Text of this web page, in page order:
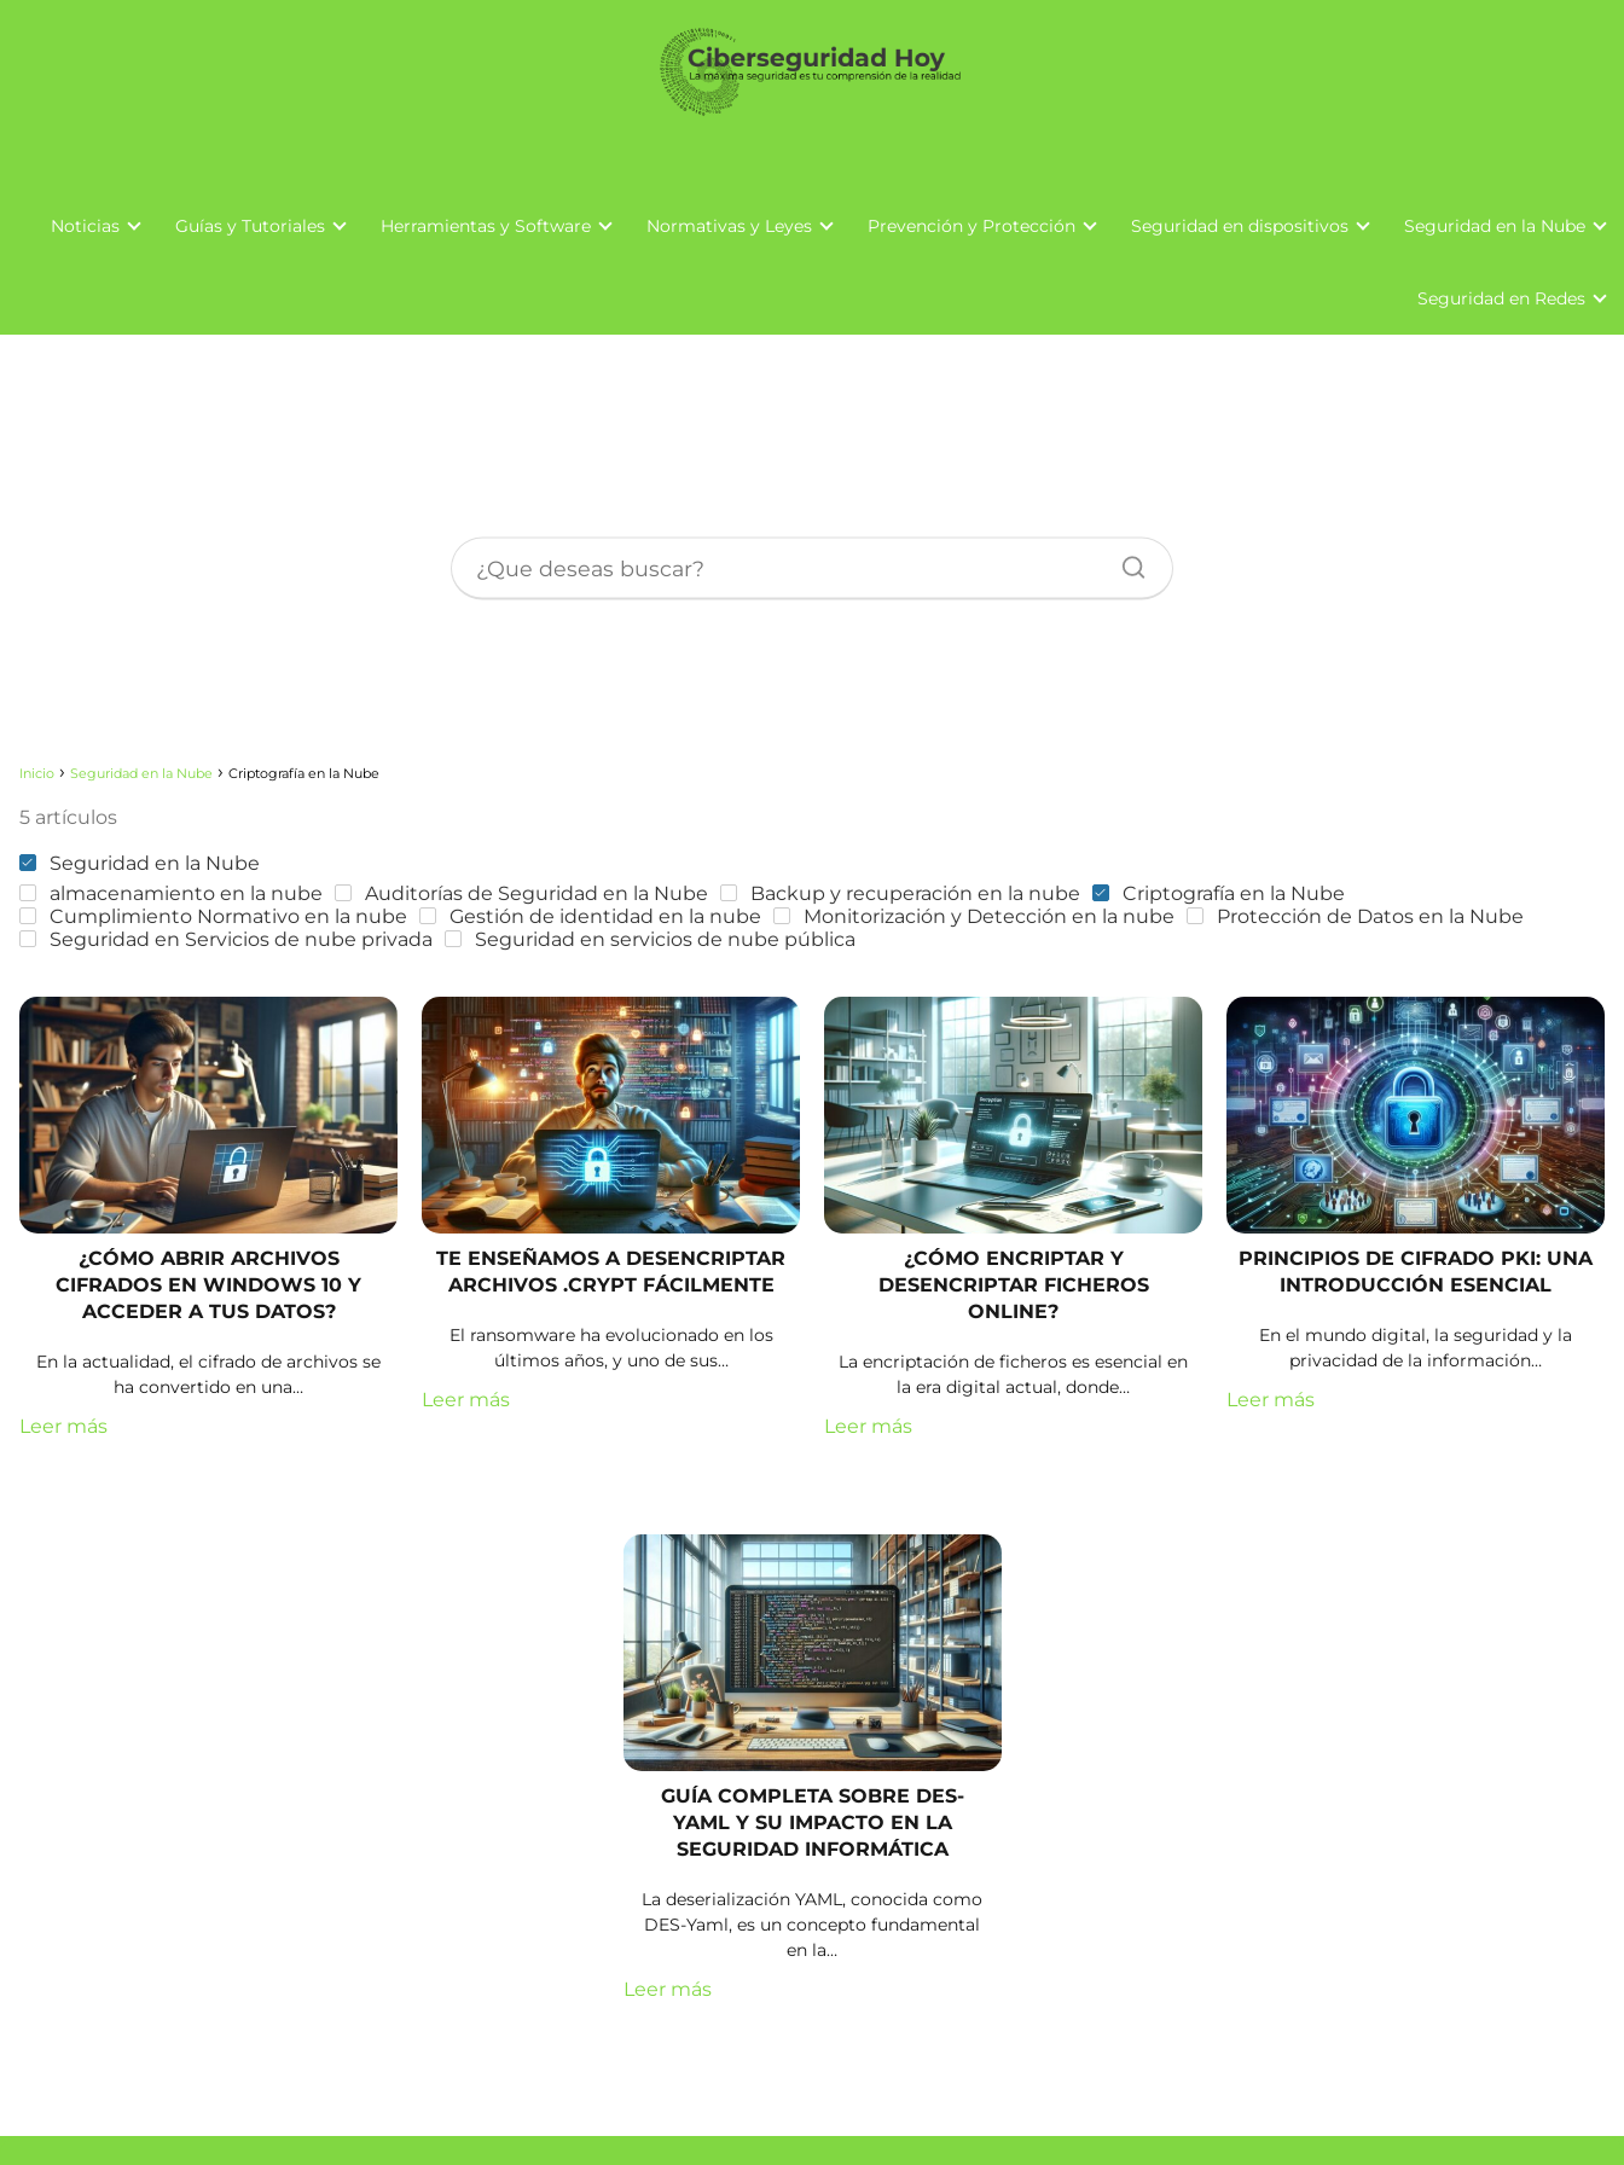
Noticias Guías y Tutoriales Herramientas y Software Normativas y Leyes Prevención y Protección Seguridad en dispositivos Seguridad en la Nube
Seguridad en Redes
Inicio Seguridad en la Nube Criptografía en la Nube
5 artículos
Seguridad en la Nube
almacenamiento en la nube
Auditorías de Seguridad en la Nube Backup y recuperación en la nube
Criptografía en la Nube
Cumplimiento Normativo en la nube
Gestión de identidad en la nube Monitorización y Detección en la nube
Protección de Datos en la Nube
Seguridad en Servicios de nube privada
Seguridad en servicios de nube pública
¿CÓMO ABRIR ARCHIVOS
CIFRADOS EN WINDOWS 10 Y
ACCEDER A TUS DATOS?
En la actualidad, el cifrado de archivos se
ha convertido en una…
Leer más
TE ENSEÑAMOS A DESENCRIPTAR
ARCHIVOS .CRYPT FÁCILMENTE
El ransomware ha evolucionado en los
últimos años, y uno de sus…
Leer más
¿CÓMO ENCRIPTAR Y
DESENCRIPTAR FICHEROS
ONLINE?
La encriptación de ficheros es esencial en
la era digital actual, donde…
Leer más
PRINCIPIOS DE CIFRADO PKI: UNA
INTRODUCCIÓN ESENCIAL
En el mundo digital, la seguridad y la
privacidad de la información…
Leer más
GUÍA COMPLETA SOBRE DES-
YAML Y SU IMPACTO EN LA
SEGURIDAD INFORMÁTICA
La deserialización YAML, conocida como
DES-Yaml, es un concepto fundamental
en la…
Leer más